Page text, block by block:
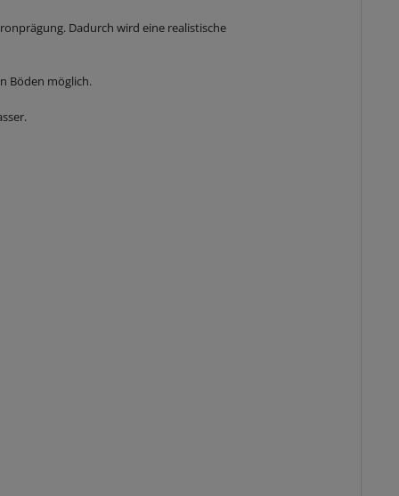
Dadurch wird eine realistische
Böden möglich.